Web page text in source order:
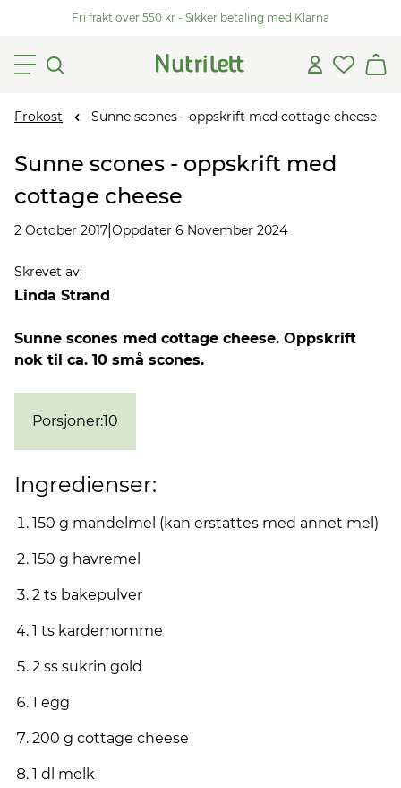
Fri frakt over 550 kr - Sikker betaling med Klarna
Frokost Sunne scones - oppskrift med cottage cheese
Sunne scones - oppskrift med
cottage cheese
2 October 2017 Oppdater 6 November 2024
Skrevet av:
Linda Strand
Sunne scones med cottage cheese. Oppskrift
nok til ca. 10 små scones.
Porsjoner:10
Ingredienser:
150 g mandelmel (kan erstattes med annet mel)
150 g havremel
2 ts bakepulver
1 ts kardemomme
2 ss sukrin gold
1 egg
200 g cottage cheese
1 dl melk